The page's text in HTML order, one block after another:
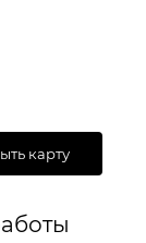
карту